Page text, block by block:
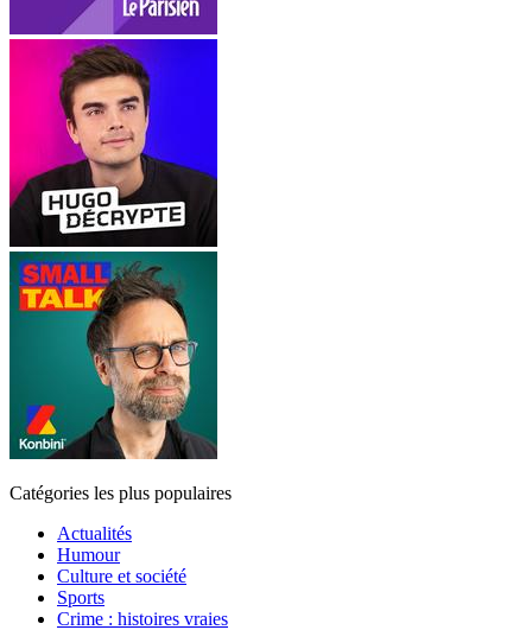
Catégories les plus populaires
Actualités
Humour
Culture et société
Sports
Crime : histoires vraies